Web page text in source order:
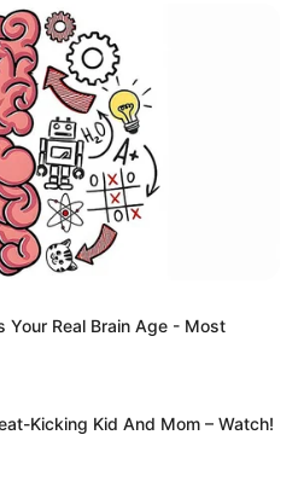
Your Real Brain Age - Most
Kicking Kid And Mom – Watch!